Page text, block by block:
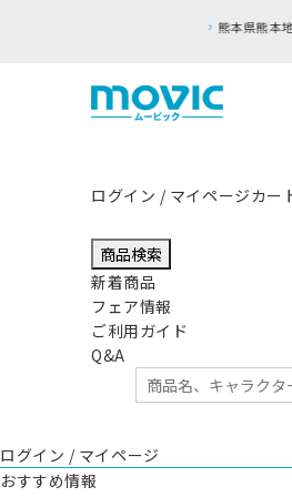
ログイン / マイページカー
商品検索
新着商品
フェア情報
ご利用ガイド
Q&A
ログイン / マイページ
おすすめ情報